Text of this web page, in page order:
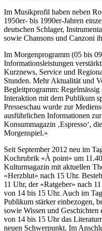
Im Musikprofil haben neben
1950er- bis 1990er-Jahren
deutschen Schlager,
sowie Chansons und Canzoni
Im Morgenprogramm (05 bis
Informationsleistungen
Kurznews, Service und
Stunden. Mehr Aktualität und
Begleitprogramm:
Interaktion mit dem Publikum
Presseschau wurde zur
ausführlichen Informationen
Konsummagazin ‚Espresso‘,
Morgenspiel.»
Seit September 2012 neu im
Kochrubrik «À point» um
Kulturmagazin mit aktuellen
«Herzblut» nach 15 Uhr.
11 Uhr, der «Ratgeber» nach
von 14 bis 15 Uhr. Auch im
Publikum stärker einbezogen,
sowie Wissen und Geschichten
von 14 bis 15 Uhr das
neuen Schwerpunkt. Im